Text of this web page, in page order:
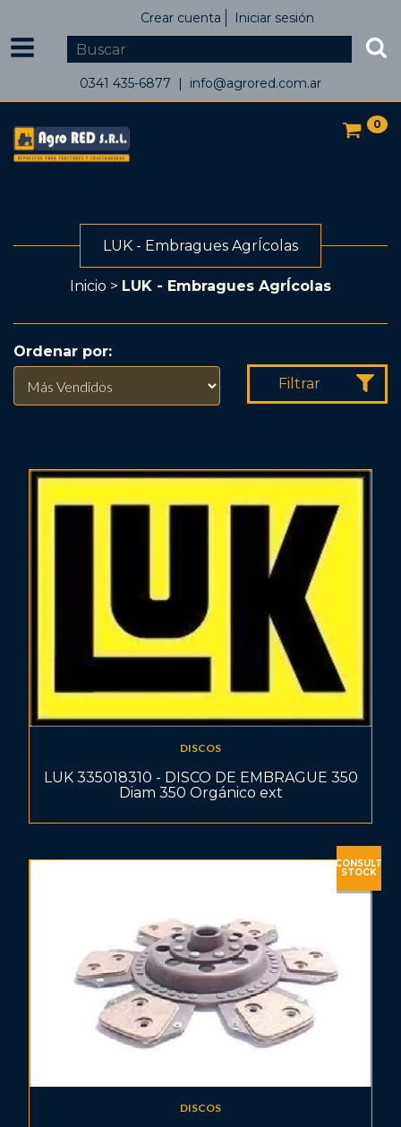
Crear cuenta Iniciar sesión
0341 435-6877 | info@agrored.com.ar
0
LUK - Embragues AgrÍcolas
Inicio > LUK - Embragues AgrÍcolas
Ordenar por:
Filtrar
DISCOS
LUK 335018310 - DISCO DE EMBRAGUE 350
Diam 350 Orgánico ext
CONSULT
STOCK
DISCOS